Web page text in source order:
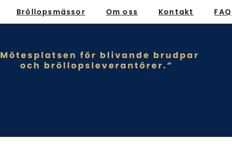
Bröllopsmässor Om oss Kontakt FAQ